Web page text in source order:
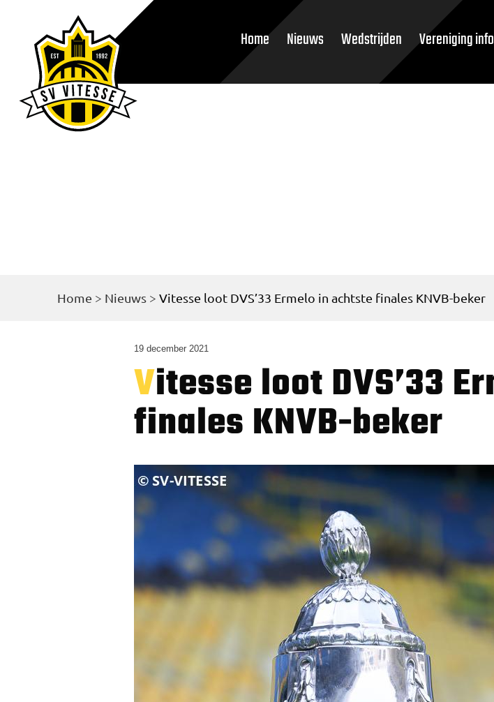
Home Nieuws Wedstrijden Vereniging info
Home > Nieuws > Vitesse loot DVS’33 Ermelo in achtste finales KNVB-beker
19 december 2021
Vitesse loot DVS’33 Ermelo in achtste
finales KNVB-beker